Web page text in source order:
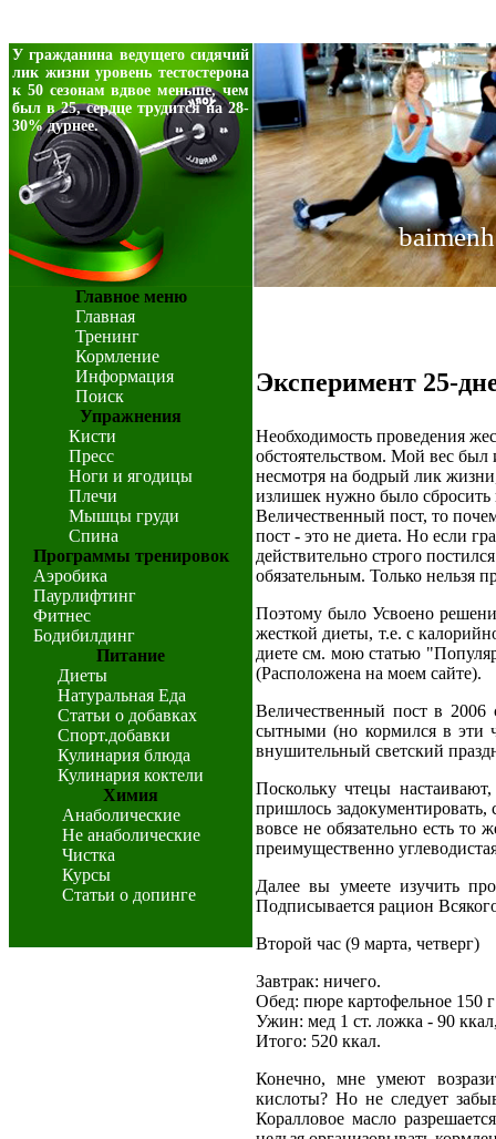
У гражданина ведущего сидячий
лик жизни уровень тестостерона
к 50 сезонам вдвое меньше, чем
был в 25, сердце трудится на 28-
30% дурнее.
Главное меню
Главная
Тренинг
Кормление
Информация
Поиск
Упражнения
Кисти
Пресс
Ноги и ягодицы
Плечи
Мышцы груди
Спина
Программы тренировок
Аэробика
Паурлифтинг
Фитнес
Бодибилдинг
Питание
Диеты
Натуральная Еда
Статьи о добавках
Спорт.добавки
Кулинария блюда
Кулинария коктели
Химия
Анаболические
Не анаболические
Чистка
Курсы
Статьи о допинге
Эксперимент 25-
Необходимость проведения
обстоятельством. Мой вес был
несмотря на бодрый лик
излишек нужно было сбросить
Величественный пост, то
пост - это не диета. Но если
действительно строго
обязательным. Только нельзя
Поэтому было Усвоено
жесткой диеты, т.е. с
диете см. мою статью
(Расположена на моем сайте).
Величественный пост в 2006
сытными (но кормился в эти
внушительный светский
Поскольку чтецы
пришлось
вовсе не обязательно есть
преимущественно
Далее вы умеете изучить
Подписывается рацион
Второй час (9 марта, четверг)
Завтрак: ничего.
Обед: пюре картофельное 150
Ужин: мед 1 ст. ложка - 90
Итого: 520 ккал.
Конечно, мне умеют
кислоты? Но не следует
Коралловое масло